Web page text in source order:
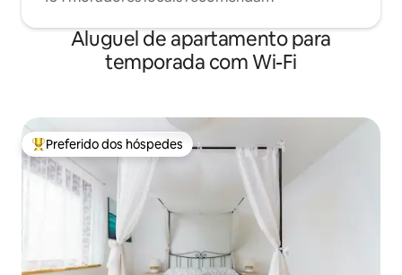
Aluguel de apartamento para
temporada com Wi-Fi
Entre os melhores preferidos dos hóspedes
Preferido dos hóspedes